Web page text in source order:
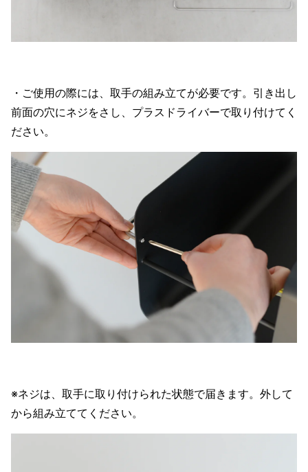
・ご使用の際には、取手の組み立てが必要です。引き出し
前面の穴にネジをさし、プラスドライバーで取り付けてく
ださい。
※ネジは、取手に取り付けられた状態で届きます。外して
から組み立ててください。